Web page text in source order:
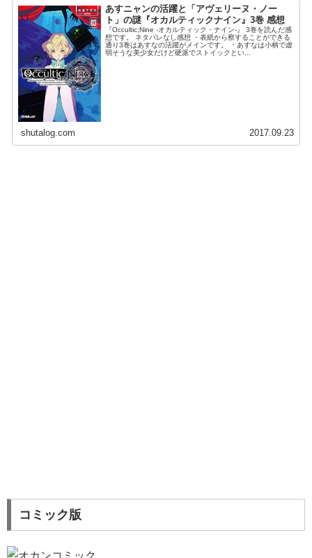
あすニャンの活躍と「アヴェリーヌ・ノー
ト」の謎『オカルティックナイン』3巻 感想
『Occultic;Nine -オカルティック・ナイン-』 3巻を読んだ感
想です。 ネタバレなし感想 ・表紙から察することができる
通り3巻はあすなの活躍がメインです。 ・あすなは小柄で虚
弱そうな美少女だけど硬派でストイックとい...
shutalog.com 2017.09.23
コミック版